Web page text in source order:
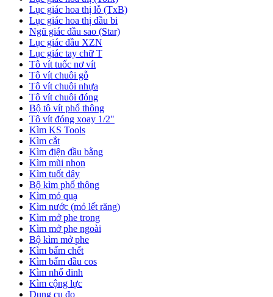
Lục giác hoa thị lỗ (TxB)
Lục giác hoa thị đầu bi
Ngũ giác đầu sao (Star)
Lục giác đầu XZN
Lục giác tay chữ T
Tô vít tuốc nơ vít
Tô vít chuôi gỗ
Tô vít chuôi nhựa
Tô vít chuôi đóng
Bộ tô vít phổ thông
Tô vít đóng xoay 1/2"
Kìm KS Tools
Kìm cắt
Kìm điện đầu bằng
Kìm mũi nhọn
Kìm tuốt dây
Bộ kìm phổ thông
Kìm mỏ quạ
Kìm nước (mỏ lết răng)
Kìm mở phe trong
Kìm mở phe ngoài
Bộ kìm mở phe
Kìm bấm chết
Kìm bấm đầu cos
Kìm nhổ đinh
Kìm cộng lực
Dụng cụ đo